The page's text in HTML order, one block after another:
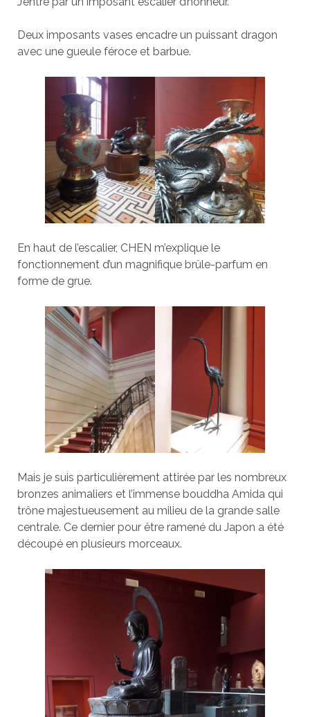
Deux imposants vases encadre un puissant dragon
avec une gueule féroce et barbue.
En haut de l’escalier, CHEN m’explique le
fonctionnement d’un magnifique brûle-parfum en
forme de grue.
Mais je suis particulièrement attirée par les nombreux
bronzes animaliers et l’immense bouddha Amida qui
trône majestueusement au milieu de la grande salle
centrale. Ce dernier pour être ramené du Japon a été
découpé en plusieurs morceaux.